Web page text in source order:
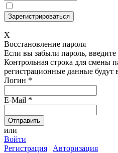
X
Восстановление пароля
Если вы забыли пароль,
Контрольная строка для смены
регистрационные данные
Логин *
E-Mail *
или
Войти
Регистрация | Авторизация